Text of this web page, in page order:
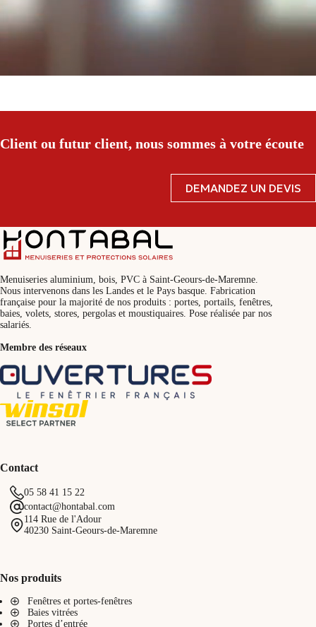
Client ou futur client, nous sommes à votre écoute
DEMANDEZ UN DEVIS
Menuiseries aluminium, bois, PVC à Saint-Geours-de-Maremne.
Nous intervenons dans les Landes et le Pays basque. Fabrication
française pour la majorité de nos produits : portes, portails, fenêtres,
baies, volets, stores, pergolas et moustiquaires. Pose réalisée par nos
salariés.
Membre des réseaux
Contact
05 58 41 15 22
contact@hontabal.com
114 Rue de l'Adour
40230 Saint-Geours-de-Maremne
Nos produits
Fenêtres et portes-fenêtres
Baies vitrées
Portes d’entrée